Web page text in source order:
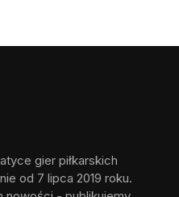
gier piłkarskich
od 7 lipca 2019 roku.